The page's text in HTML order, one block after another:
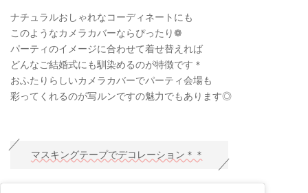
ナチュラルおしゃれなコーディネートにも
このようなカメラカバーならぴったり❁
パーティのイメージに合わせて着せ替えれば
どんなご結婚式にも馴染めるのが特徴です＊
おふたりらしいカメラカバーでパーティ会場も
彩ってくれるのが写ルンですの魅力でもあります◎
マスキングテープでデコレーション＊＊